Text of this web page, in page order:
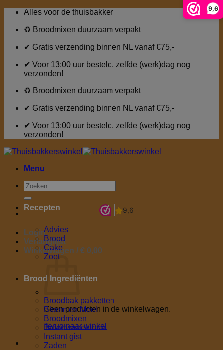
9,6
inhoud
Alles voor de thuisbakker
♻ Broodmixen duurzaam verpakt
✔ Gratis verzending binnen NL vanaf €75,-
✔ Voor 13:00 uur besteld, zelfde (werk)dag nog
verzonden!
♻ Broodmixen duurzaam verpakt
✔ Gratis verzending binnen NL vanaf €75,-
✔ Voor 13:00 uur besteld, zelfde (werk)dag nog
verzonden!
Menu
Zoeken
naar:
Login
Verlanglijst
Winkelwagen / € 0,00
Geen producten in de winkelwagen.
Terug naar winkel
Recepten
Advies
Brood
Cake
Zoet
Brood Ingrediënten
Broodbak pakketten
Bloem en Meel
Broodmixen
Broodverbeteraar
Instant gist
Zaden